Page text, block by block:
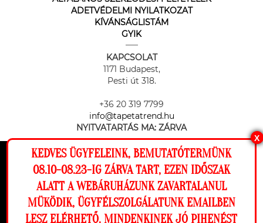
Ez a weboldal cookie-kat használ, hogy a
lehető legjobb élményt nyújtsa honlapunkon.
Beállítások
ADETVÉDELMI NYILATKOZAT
KÍVÁNSÁGLISTÁM
GYIK
KAPCSOLAT
1171 Budapest,
Pesti út 318.
+36 20 319 7799
info@tapetatrend.hu
NYITVATARTÁS MA: ZÁRVA
Az online fizetést a Barion Payment Zrt. biztosítja, MNB engedély
száma: H-EN-I-1064/2013
X
KEDVES ÜGYFELEINK, BEMUTATÓTERMÜNK
08.10-08.23-IG ZÁRVA TART, EZEN IDŐSZAK
ALATT A WEBÁRUHÁZUNK ZAVARTALANUL
MÜKÖDIK, ÜGYFÉLSZOLGÁLATUNK EMAILBEN
LESZ ELÉRHETŐ. MINDENKINEK JÓ PIHENÉST